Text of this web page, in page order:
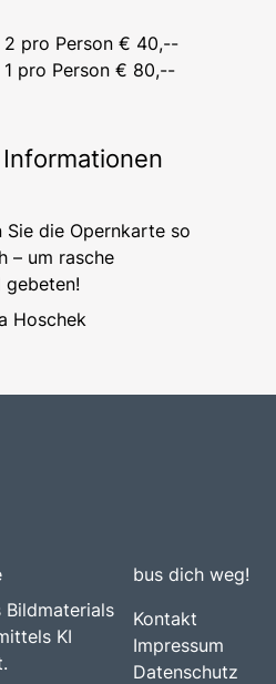
2 pro Person € 40,--
1 pro Person € 80,--
Sie die Opernkarte so
– um rasche
gebeten!
Hoschek
Bildmaterials
KI
bus dich weg!
Kontakt
Impressum
Datenschutz